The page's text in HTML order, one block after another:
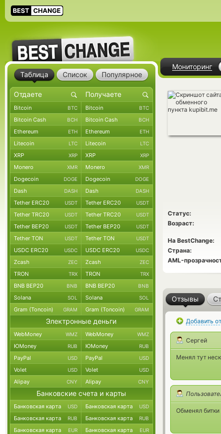
Мониторинг
Статус:
Возраст:
На BestChange:
Страна:
AML-
Отзывы
Добавить
Сергей
Менял тут
Обменял битки
Таблица Список Популярное
Bitcoin BTC Bitcoin BTC
Bitcoin Cash BCH Bitcoin Cash BCH
Ethereum ETH Ethereum ETH
Litecoin LTC Litecoin LTC
XRP XRP XRP XRP
Monero XMR Monero XMR
Dogecoin DOGE Dogecoin DOGE
Dash DASH Dash DASH
Tether ERC20 USDT Tether ERC20 USDT
Tether TRC20 USDT Tether TRC20 USDT
Tether BEP20 USDT Tether BEP20 USDT
Tether TON USDT Tether TON USDT
USDC ERC20 USDC USDC ERC20 USDC
Zcash ZEC Zcash ZEC
TRON TRX TRON TRX
BNB BEP20 BNB BNB BEP20 BNB
Solana SOL Solana SOL
Gram (Toncoin) GRAM Gram (Toncoin) GRAM
Электронные деньги
WebMoney WMZ WebMoney WMZ
ЮMoney RUB ЮMoney RUB
PayPal USD PayPal USD
Volet USD Volet USD
Alipay CNY Alipay CNY
Банковские счета и карты
Банковская карта USD Банковская карта USD
Банковская карта RUB Банковская карта RUB
Банковская карта EUR Банковская карта EUR